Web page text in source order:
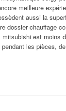
meilleure
aussi la
dossier chauffage
est moins
les pièces,